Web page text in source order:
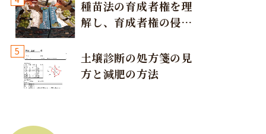
種苗法の育成者権を理
解し、育成者権の侵害
意しましょう！
5
土壌診断の処方箋の見
方と減肥の方法